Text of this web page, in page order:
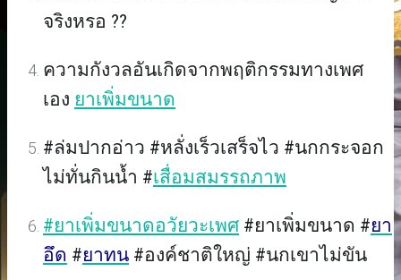
จริงหรอ ??
ความกังวลอันเกิดจากพฤติกรรมทางเพศ
เอง ยาเพิ่มขนาด
#ล่มปากอ่าว #หลั่งเร็วเสร็จไว #นกกระจอก
ไม่ทั่นกินน้ำ #เสื่อมสมรรถภาพ
#ยาเพิ่มขนาดอวัยวะเพศ #ยาเพิ่มขนาด #ยา
อึด #ยาทน #องค์ชาติใหญ่ #นกเขาไม่ขัน